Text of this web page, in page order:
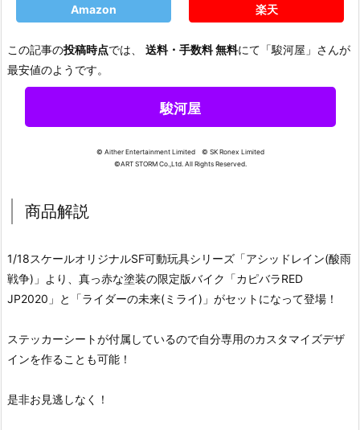
Amazon 楽天
この記事の投稿時点では、 送料・手数料 無料にて「駿河屋」さんが
最安値のようです。
駿河屋
© Aither Entertainment Limited © SK Ronex Limited
©ART STORM Co.,Ltd. All Rights Reserved.
商品解説
1/18スケールオリジナルSF可動玩具シリーズ「アシッドレイン(酸雨
戦争)」より、真っ赤な塗装の限定版バイク「カピバラRED
JP2020」と「ライダーの未来(ミライ)」がセットになって登場！
ステッカーシートが付属しているので自分専用のカスタマイズデザ
インを作ることも可能！
是非お見逃しなく！